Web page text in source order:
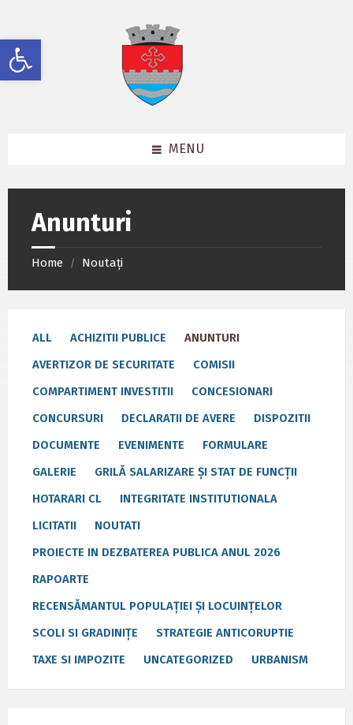
Deschide bara de unelte
content
left
sidebar
footer
MENU
Anunturi
Home / Noutați
ALL ACHIZITII PUBLICE
ANUNTURI
AVERTIZOR DE SECURITATE
COMISII
COMPARTIMENT INVESTITII
CONCESIONARI
CONCURSURI
DECLARATII DE AVERE
DISPOZITII
DOCUMENTE
EVENIMENTE
FORMULARE
GALERIE
GRILĂ SALARIZARE ȘI STAT DE FUNCȚII
HOTARARI CL
INTEGRITATE INSTITUTIONALA
LICITATII
NOUTATI
PROIECTE IN DEZBATEREA PUBLICA ANUL 2026
RAPOARTE
RECENSĂMANTUL POPULAȚIEI ȘI LOCUINȚELOR
SCOLI SI GRADINIȚE
STRATEGIE ANTICORUPTIE
TAXE SI IMPOZITE
UNCATEGORIZED URBANISM